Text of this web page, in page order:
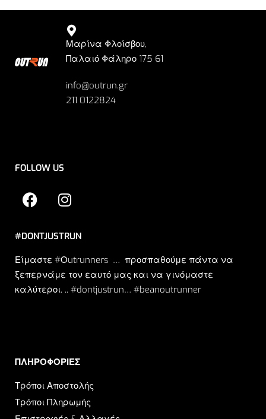
Μαρίνα Φλοίσβου,
Παλαιό Φάληρο 175 61
info@outrun.gr
211 0122824
FOLLOW US
#DONTJUSTRUN
Είμαστε #Οutrunners … προσπαθούμε πάντα να
ξεπερνάμε τον εαυτό μας και να γινόμαστε
καλύτεροι. .. #dontjustrun… #beanoutrunner
ΠΛΗΡΟΦΟΡΙΕΣ​
Τρόποι Αποστολής
Τρόποι Πληρωμής